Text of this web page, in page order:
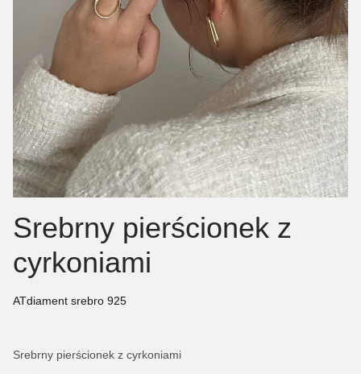
Srebrny pierścionek z
cyrkoniami
ATdiament srebro 925
Srebrny pierścionek z cyrkoniami